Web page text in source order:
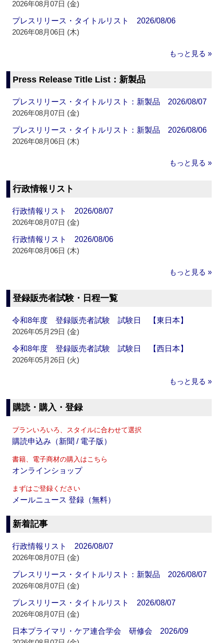
2026年08月07日 (金)
プレスリリース・タイトルリスト 2026/08/06
2026年08月06日 (木)
もっと見る »
Press Release Title List：新製品
プレスリリース・タイトルリスト：新製品 2026/08/07
2026年08月07日 (金)
プレスリリース・タイトルリスト：新製品 2026/08/06
2026年08月06日 (木)
もっと見る »
行政情報リスト
行政情報リスト 2026/08/07
2026年08月07日 (金)
行政情報リスト 2026/08/06
2026年08月06日 (木)
もっと見る »
登録販売者試験・日程一覧
令和8年度 登録販売者試験 試験日 【東日本】
2026年05月29日 (金)
令和8年度 登録販売者試験 試験日 【西日本】
2026年05月26日 (火)
もっと見る »
購読・購入・登録
プランいろいろ、スタイルに合わせて選択
購読申込み（新聞 / 電子版）
書籍、電子商材の購入はこちら
オンラインショップ
まずはご登録ください
メールニュース 登録（無料）
新着記事
行政情報リスト 2026/08/07
2026年08月07日 (金)
プレスリリース・タイトルリスト：新製品 2026/08/07
2026年08月07日 (金)
プレスリリース・タイトルリスト 2026/08/07
2026年08月07日 (金)
日本プライマリ・ケア連合学会 研修会 2026/09